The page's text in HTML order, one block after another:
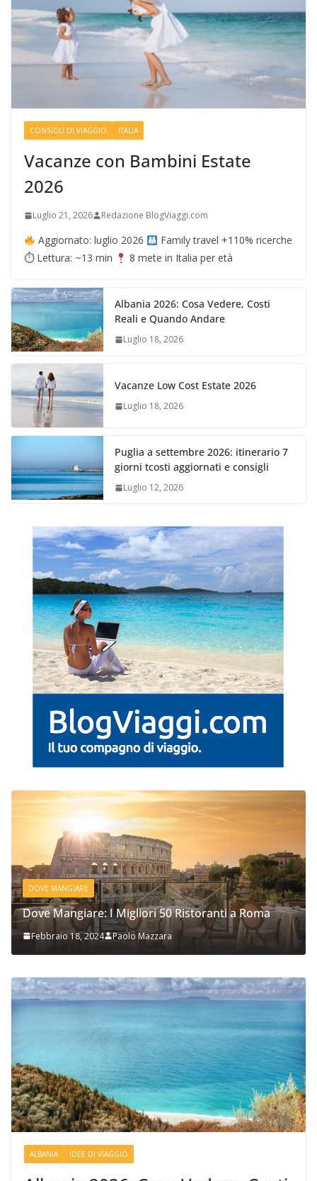
CONSIGLI DI VIAGGIO ITALIA
Vacanze con Bambini Estate
2026
Luglio 21, 2026 Redazione BlogViaggi.com
Aggiornato: luglio 2026
Family travel +110% ricerche
⏱ Lettura: ~13 min
8 mete in Italia per età
Albania 2026: Cosa Vedere, Costi
Reali e Quando Andare
Luglio 18, 2026
Vacanze Low Cost Estate 2026
Luglio 18, 2026
Puglia a settembre 2026: itinerario 7
giorni tcosti aggiornati e consigli
Luglio 12, 2026
DOVE MANGIARE
Dove Mangiare: I Migliori 50 Ristoranti a Roma
Febbraio 18, 2024 Paolo Mazzara
ALBANIA IDEE DI VIAGGIO